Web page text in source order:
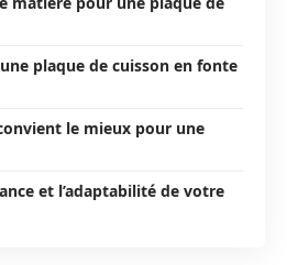
plaque de cuisson en fonte
le mieux pour une
et l’adaptabilité de votre